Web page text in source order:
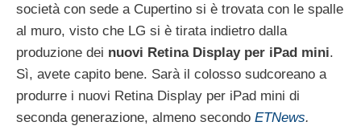
società con sede a Cupertino si è trovata con le spalle
al muro, visto che LG si è tirata indietro dalla
produzione dei nuovi Retina Display per iPad mini.
Sì, avete capito bene. Sarà il colosso sudcoreano a
produrre i nuovi Retina Display per iPad mini di
seconda generazione, almeno secondo ETNews.